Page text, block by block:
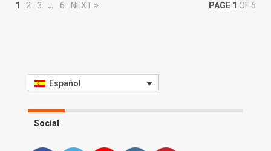
1 2 3 … 6 NEXT PAGE 1 OF 6
Español
Social